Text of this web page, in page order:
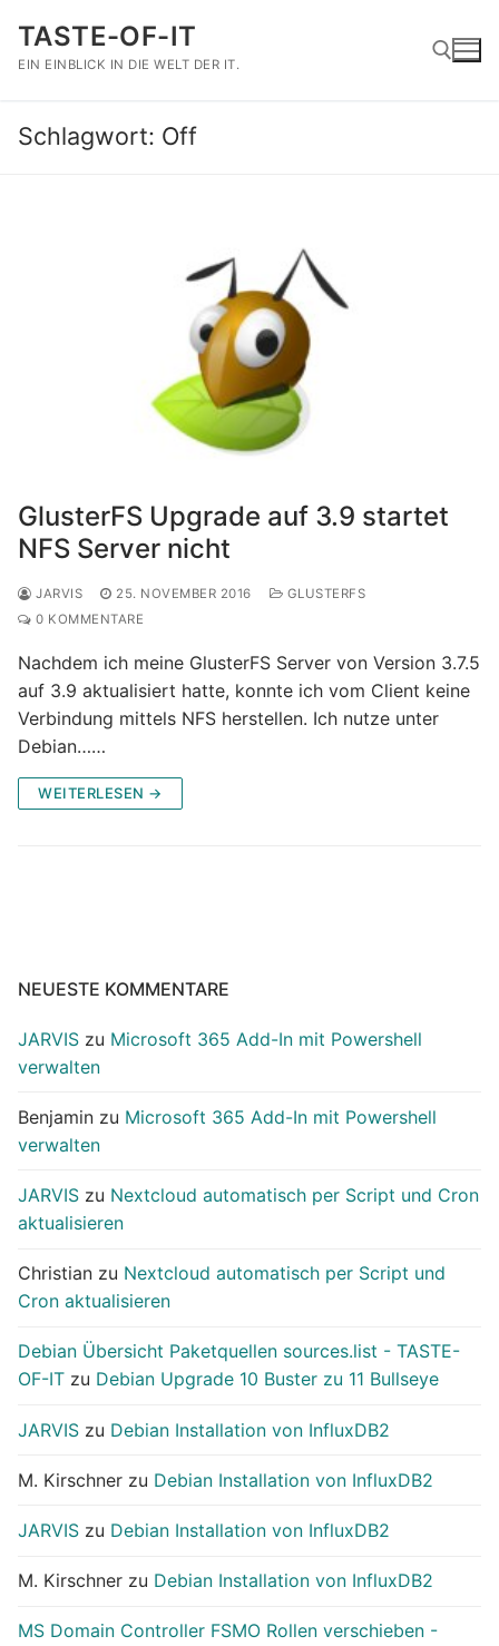
Inhalt
springen
TASTE-OF-IT
EIN EINBLICK IN DIE WELT DER IT.
Schlagwort: Off
GlusterFS Upgrade auf 3.9 startet
NFS Server nicht
JARVIS 25. NOVEMBER 2016
GLUSTERFS
0 KOMMENTARE
Nachdem ich meine GlusterFS Server von Version 3.7.5
auf 3.9 aktualisiert hatte, konnte ich vom Client keine
Verbindung mittels NFS herstellen. Ich nutze unter
Debian……
WEITERLESEN →
NEUESTE KOMMENTARE
JARVIS zu Microsoft 365 Add-In mit Powershell
verwalten
Benjamin zu Microsoft 365 Add-In mit Powershell
verwalten
JARVIS zu Nextcloud automatisch per Script und Cron
aktualisieren
Christian zu Nextcloud automatisch per Script und
Cron aktualisieren
Debian Übersicht Paketquellen sources.list - TASTE-
OF-IT zu Debian Upgrade 10 Buster zu 11 Bullseye
JARVIS zu Debian Installation von InfluxDB2
M. Kirschner zu Debian Installation von InfluxDB2
JARVIS zu Debian Installation von InfluxDB2
M. Kirschner zu Debian Installation von InfluxDB2
MS Domain Controller FSMO Rollen verschieben -